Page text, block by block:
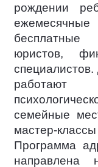
рождении
бесплатные
юристов,
специалистов.
работают
семейные
мастер-
Программа